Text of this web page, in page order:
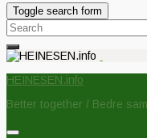
Toggle search form
Search
for:
HEINESEN.info
Better together / Bedre